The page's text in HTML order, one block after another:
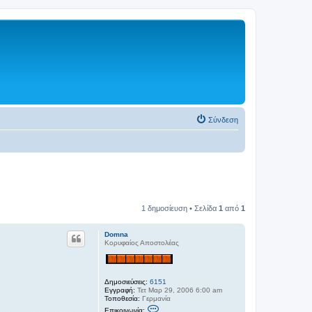
Σύνδεση
1 δημοσίευση • Σελίδα 1 από 1
Domna
Κορυφαίος Αποστολέας
Δημοσιεύσεις: 6151
Εγγραφή: Τετ Μαρ 29, 2006 6:00 am
Τοποθεσία: Γερμανία
Επικοινωνία: